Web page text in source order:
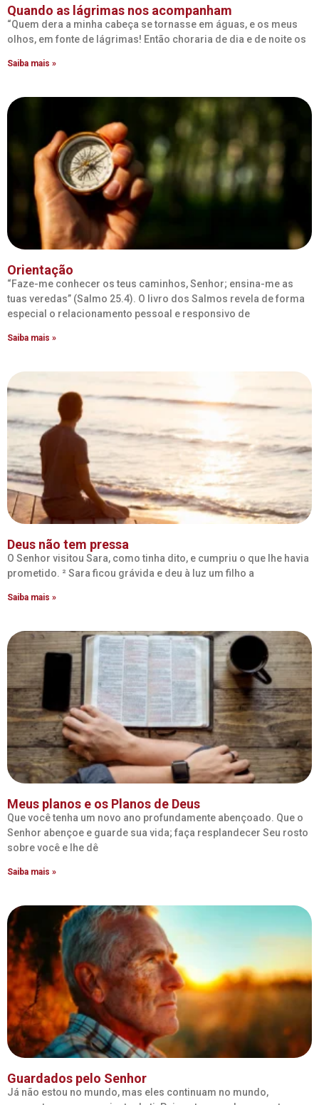
Quando as lágrimas nos acompanham
“Quem dera a minha cabeça se tornasse em águas, e os meus
olhos, em fonte de lágrimas! Então choraria de dia e de noite os
Saiba mais »
Orientação
“Faze-me conhecer os teus caminhos, Senhor; ensina-me as
tuas veredas” (Salmo 25.4). O livro dos Salmos revela de forma
especial o relacionamento pessoal e responsivo de
Saiba mais »
Deus não tem pressa
O Senhor visitou Sara, como tinha dito, e cumpriu o que lhe havia
prometido. ² Sara ficou grávida e deu à luz um filho a
Saiba mais »
Meus planos e os Planos de Deus
Que você tenha um novo ano profundamente abençoado. Que o
Senhor abençoe e guarde sua vida; faça resplandecer Seu rosto
sobre você e lhe dê
Saiba mais »
Guardados pelo Senhor
Já não estou no mundo, mas eles continuam no mundo,